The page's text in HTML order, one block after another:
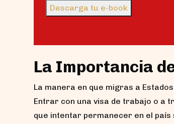
Descarga tu e-book
La Importancia
La manera en que migras a
Entrar con una visa de trabajo o a
que intentar permanecer en el